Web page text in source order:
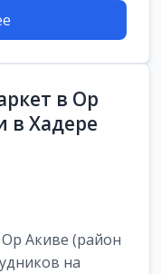
в Ор
в Хадере
Акиве (район
на